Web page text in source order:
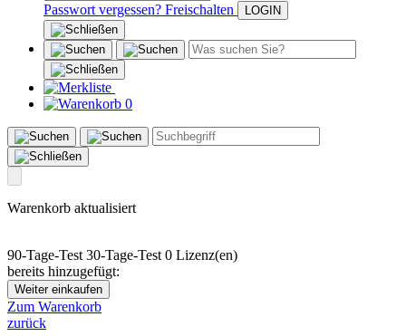
Passwort vergessen? Freischalten
0
Warenkorb aktualisiert
90-Tage-Test 30-Tage-Test 0 Lizenz(en)
bereits hinzugefügt:
Weiter einkaufen
Zum Warenkorb
zurück